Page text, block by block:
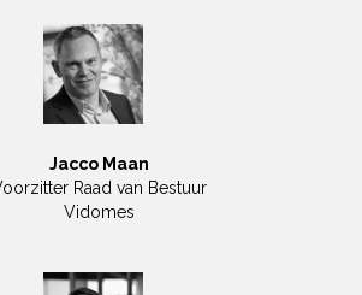
Jacco Maan
Raad van Bestuur
Vidomes